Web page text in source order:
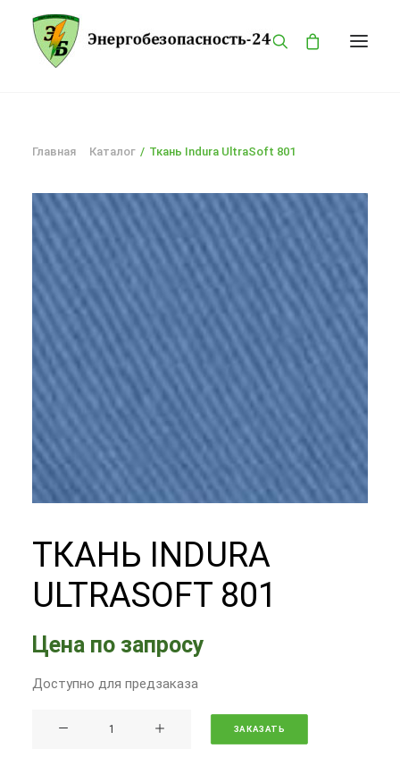
КАТАЛОГ
БРЕНДЫ
ПРОДУКЦИЯ
ОПАСНОСТИ
КОНТАКТЫ
MY ACCOUNT
PRIVACY POLICY
LANGUAGE
Главная Каталог Ткань Indura UltraSoft 801
ТКАНЬ INDURA
ULTRASOFT 801
Цена по запросу
Доступно для предзаказа
ЗАКАЗАТЬ